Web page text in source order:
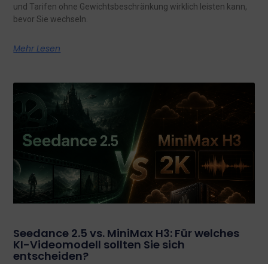
und Tarifen ohne Gewichtsbeschränkung wirklich leisten kann,
bevor Sie wechseln.
Mehr Lesen
Seedance 2.5 vs. MiniMax H3: Für welches
KI-Videomodell sollten Sie sich
entscheiden?